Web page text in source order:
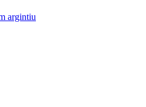
argintiu